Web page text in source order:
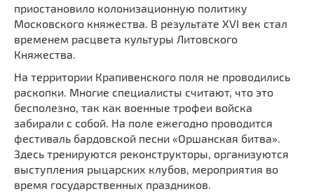
Костелы
Мечети
Синагоги
Часовни
Кирхи
Кладбище
Культурные центры
Театры
Галереи
приостановило колонизационную политику
Московского княжества. В результате XVI век стал
временем расцвета культуры Литовского
Княжества.
На территории Крапивенского поля не проводились
раскопки. Многие специалисты считают, что это
бесполезно, так как военные трофеи войска
забирали с собой. На поле ежегодно проводится
фестиваль бардовской песни «Оршанская битва».
Здесь тренируются реконструкторы, организуются
выступления рыцарских клубов, мероприятия во
время государственных праздников.